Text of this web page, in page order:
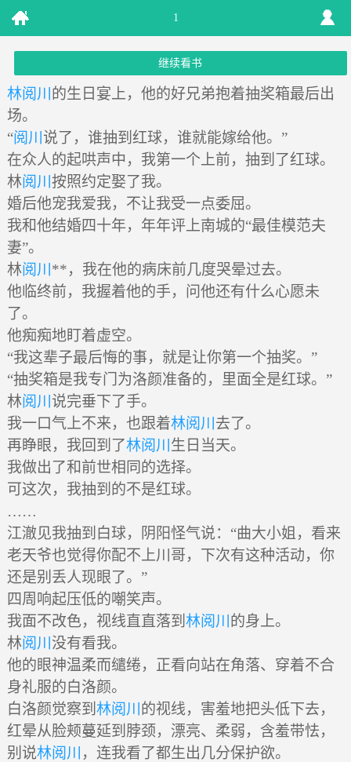
1
继续看书
林阅川 的生日宴上，他的好兄弟抱着抽奖箱最后出
场。
“阅川 说了，谁抽到红球，谁就能嫁给他。”
在众人的起哄声中，我第一个上前，抽到了红球。
林阅川 按照约定娶了我。
婚后他宠我爱我，不让我受一点委屈。
我和他结婚四十年，年年评上南城的“最佳模范夫
妻”。
林阅川 **，我在他的病床前几度哭晕过去。
他临终前，我握着他的手，问他还有什么心愿未
了。
他痴痴地盯着虚空。
“我这辈子最后悔的事，就是让你第一个抽奖。”
“抽奖箱是我专门为洛颜准备的，里面全是红球。”
林阅川 说完垂下了手。
我一口气上不来，也跟着林阅川 去了。
再睁眼，我回到了林阅川 生日当天。
我做出了和前世相同的选择。
可这次，我抽到的不是红球。
……
江澈见我抽到白球，阴阳怪气说：“曲大小姐，看来
老天爷也觉得你配不上川哥，下次有这种活动，你
还是别丢人现眼了。”
四周响起压低的嘲笑声。
我面不改色，视线直直落到 林阅川 的身上。
林阅川 没有看我。
他的眼神温柔而缱绻，正看向站在角落、穿着不合
身礼服的白洛颜。
白洛颜觉察到 林阅川 的视线，害羞地把头低下去，
红晕从脸颊蔓延到脖颈，漂亮、柔弱，含羞带怯，
别说林阅川
，连我看了都生出几分保护欲。